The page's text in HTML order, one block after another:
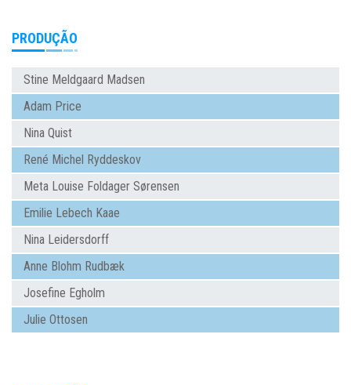
PRODUÇÃO
Stine Meldgaard Madsen
Adam Price
Nina Quist
René Michel Ryddeskov
Meta Louise Foldager Sørensen
Emilie Lebech Kaae
Nina Leidersdorff
Anne Blohm Rudbæk
Josefine Egholm
Julie Ottosen